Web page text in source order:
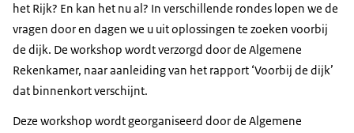
het Rijk? En kan het nu al? In verschillende rondes lopen we de
vragen door en dagen we u uit oplossingen te zoeken voorbij
de dijk. De workshop wordt verzorgd door de Algemene
Rekenkamer, naar aanleiding van het rapport ‘Voorbij de dijk’
dat binnenkort verschijnt.
Deze workshop wordt georganiseerd door de Algemene